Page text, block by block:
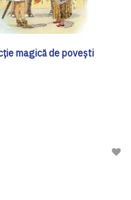
magică de povești